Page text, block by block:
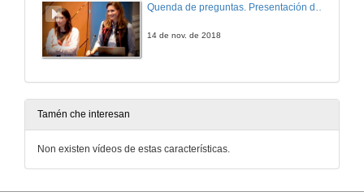
Quenda de preguntas. Presentación da empresa 3M no sector Aeroespacial
14 de nov. de 2018
Tamén che interesan
Non existen vídeos de estas características.